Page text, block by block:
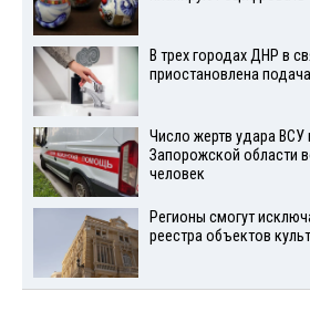
В трех городах ДНР в
приостановлена
Число жертв удара ВСУ
Запорожской области
человек
Регионы смогут
реестра объектов